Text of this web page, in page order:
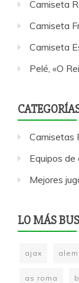
Camiseta
Camiseta
Camiseta
Pelé, «O
Camisetas
Equipos de
Mejores
LO MÁS
ajax
as roma